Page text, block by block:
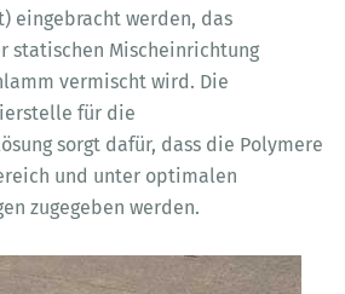
eingebracht werden, das
statischen Mischeinrichtung
vermischt wird. Die
für die
sorgt dafür, dass die Polymere
und unter optimalen
zugegeben werden.